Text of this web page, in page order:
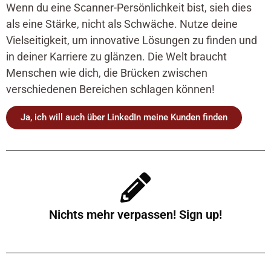
Wenn du eine Scanner-Persönlichkeit bist, sieh dies
als eine Stärke, nicht als Schwäche. Nutze deine
Vielseitigkeit, um innovative Lösungen zu finden und
in deiner Karriere zu glänzen. Die Welt braucht
Menschen wie dich, die Brücken zwischen
verschiedenen Bereichen schlagen können!
Ja, ich will auch über LinkedIn meine Kunden finden
Nichts mehr verpassen! Sign up!